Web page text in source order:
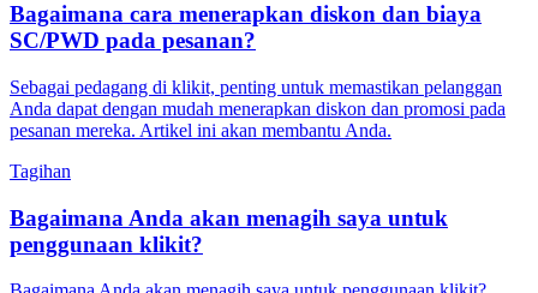
Bagaimana cara menerapkan diskon dan biaya
SC/PWD pada pesanan?
Sebagai pedagang di klikit, penting untuk memastikan pelanggan
Anda dapat dengan mudah menerapkan diskon dan promosi pada
pesanan mereka. Artikel ini akan membantu Anda.
Tagihan
Bagaimana Anda akan menagih saya untuk
penggunaan klikit?